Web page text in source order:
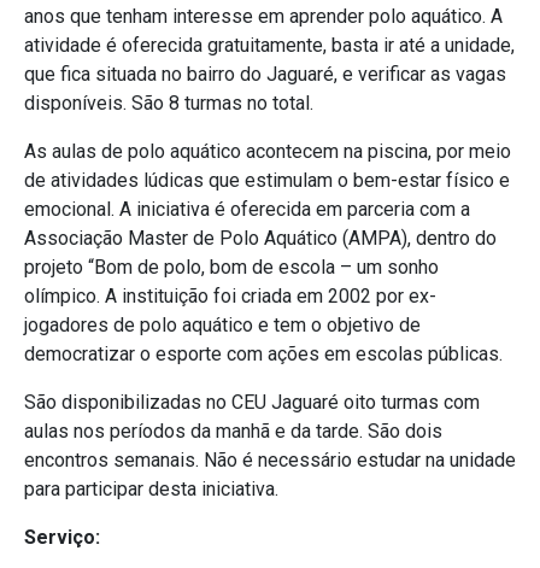
anos que tenham interesse em aprender polo aquático. A
atividade é oferecida gratuitamente, basta ir até a unidade,
que fica situada no bairro do Jaguaré, e verificar as vagas
disponíveis. São 8 turmas no total.
As aulas de polo aquático acontecem na piscina, por meio
de atividades lúdicas que estimulam o bem-estar físico e
emocional. A iniciativa é oferecida em parceria com a
Associação Master de Polo Aquático (AMPA), dentro do
projeto “Bom de polo, bom de escola – um sonho
olímpico. A instituição foi criada em 2002 por ex-
jogadores de polo aquático e tem o objetivo de
democratizar o esporte com ações em escolas públicas.
São disponibilizadas no CEU Jaguaré oito turmas com
aulas nos períodos da manhã e da tarde. São dois
encontros semanais. Não é necessário estudar na unidade
para participar desta iniciativa.
Serviço: